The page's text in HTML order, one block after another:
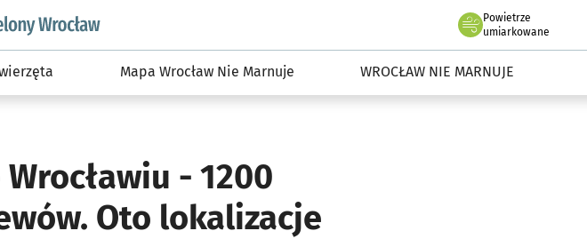
podserwis: Środowisko we Wrocławiu
Powietrze
we Wrocławiu
umiarkowane
Mapa Wrocław Nie Marnuje WROCŁAW NIE MARNUJE
- 1200
Oto lokalizacje